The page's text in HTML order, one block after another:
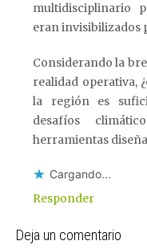
multidisciplinario
eran invisibilizados
Considerando la
realidad operativa,
la región es
desafíos
herramientas
Cargando...
Responder
Deja un comentario